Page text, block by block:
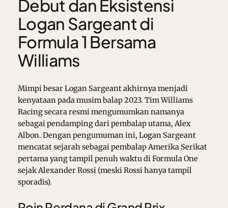
Debut dan Eksistensi
Logan Sargeant di
Formula 1 Bersama
Williams
Mimpi besar Logan Sargeant akhirnya menjadi
kenyataan pada musim balap 2023. Tim Williams
Racing secara resmi mengumumkan namanya
sebagai pendamping dari pembalap utama, Alex
Albon. Dengan pengumuman ini, Logan Sargeant
mencatat sejarah sebagai pembalap Amerika Serikat
pertama yang tampil penuh waktu diFormula One
sejakAlexander Rossi(meski Rossi hanya tampil
sporadis).